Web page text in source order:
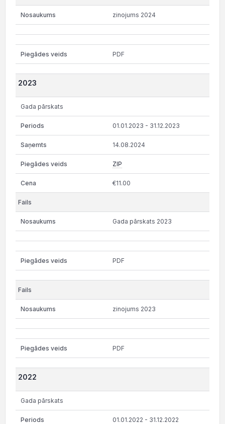
zinojums 2024
PDF
2023
Gada pārskats
01.01.2023 - 31.12.2023
14.08.2024
ZIP
€11.00
Gada pārskats 2023
PDF
zinojums 2023
PDF
2022
Gada pārskats
01.01.2022 - 31.12.2022